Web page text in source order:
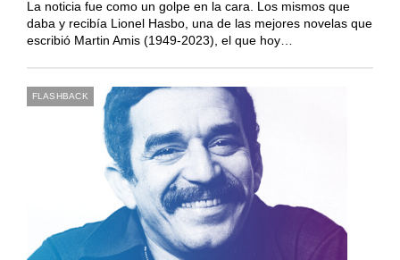
La noticia fue como un golpe en la cara. Los mismos que
daba y recibía Lionel Hasbo, una de las mejores novelas que
escribió Martin Amis (1949-2023), el que hoy…
FLASHBACK